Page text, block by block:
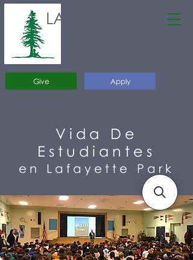
Apply
Give
LARCHMONT
Vida De
Estudiantes
en Lafayette Park